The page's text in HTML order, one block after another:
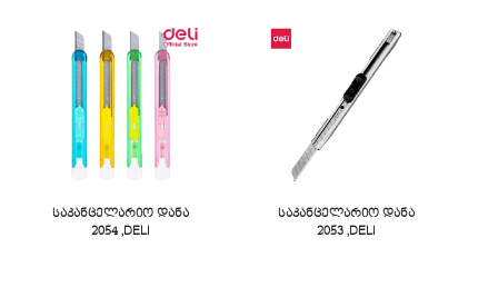
საკანცელარიო დანა
2054 ,DELI
საკანცელარიო დანა
2053 ,DELI